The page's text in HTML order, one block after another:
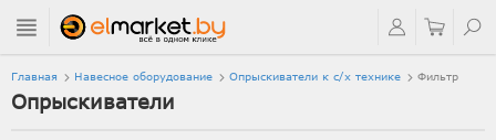
Главная Навесное оборудование Опрыскиватели к с/х технике Фильтр
Опрыскиватели